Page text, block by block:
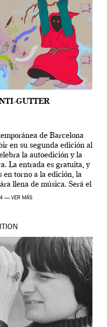
GUTTER
de Barcelona
en su segunda edición al
la autoedición y la
La entrada es gratuita, y
en torno a la edición, la
llena de música. Será el
— VER MÁS